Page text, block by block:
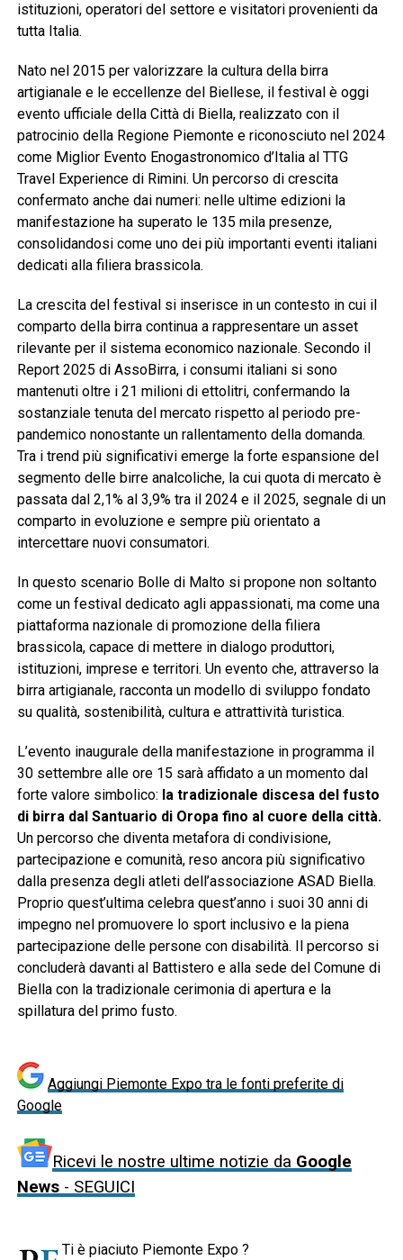
istituzioni, operatori del settore e visitatori provenienti da
tutta Italia.
Nato nel 2015 per valorizzare la cultura della birra
artigianale e le eccellenze del Biellese, il festival è oggi
evento ufficiale della Città di Biella, realizzato con il
patrocinio della Regione Piemonte e riconosciuto nel 2024
come Miglior Evento Enogastronomico d’Italia al TTG
Travel Experience di Rimini. Un percorso di crescita
confermato anche dai numeri: nelle ultime edizioni la
manifestazione ha superato le 135 mila presenze,
consolidandosi come uno dei più importanti eventi italiani
dedicati alla filiera brassicola.
La crescita del festival si inserisce in un contesto in cui il
comparto della birra continua a rappresentare un asset
rilevante per il sistema economico nazionale. Secondo il
Report 2025 di AssoBirra, i consumi italiani si sono
mantenuti oltre i 21 milioni di ettolitri, confermando la
sostanziale tenuta del mercato rispetto al periodo pre-
pandemico nonostante un rallentamento della domanda.
Tra i trend più significativi emerge la forte espansione del
segmento delle birre analcoliche, la cui quota di mercato è
passata dal 2,1% al 3,9% tra il 2024 e il 2025, segnale di un
comparto in evoluzione e sempre più orientato a
intercettare nuovi consumatori.
In questo scenario Bolle di Malto si propone non soltanto
come un festival dedicato agli appassionati, ma come una
piattaforma nazionale di promozione della filiera
brassicola, capace di mettere in dialogo produttori,
istituzioni, imprese e territori. Un evento che, attraverso la
birra artigianale, racconta un modello di sviluppo fondato
su qualità, sostenibilità, cultura e attrattività turistica.
L’evento inaugurale della manifestazione in programma il
30 settembre alle ore 15 sarà affidato a un momento dal
forte valore simbolico: la tradizionale discesa del fusto
di birra dal Santuario di Oropa fino al cuore della città.
Un percorso che diventa metafora di condivisione,
partecipazione e comunità, reso ancora più significativo
dalla presenza degli atleti dell’associazione ASAD Biella.
Proprio quest’ultima celebra quest’anno i suoi 30 anni di
impegno nel promuovere lo sport inclusivo e la piena
partecipazione delle persone con disabilità. Il percorso si
concluderà davanti al Battistero e alla sede del Comune di
Biella con la tradizionale cerimonia di apertura e la
spillatura del primo fusto.
Aggiungi Piemonte Expo tra le fonti preferite di
Google
Ricevi le nostre ultime notizie da Google
News- SEGUICI
Ti è piaciuto Piemonte Expo ?